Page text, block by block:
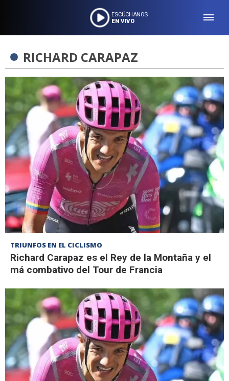
ESCÚCHANOS
EN VIVO
RICHARD CARAPAZ
TRIUNFOS EN EL CICLISMO
Richard Carapaz es el Rey de la Montaña y el
má combativo del Tour de Francia